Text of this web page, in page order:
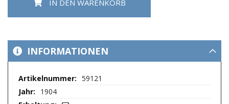
IN DEN WARENKORB
INFORMATIONEN
Mehr
59121
1904